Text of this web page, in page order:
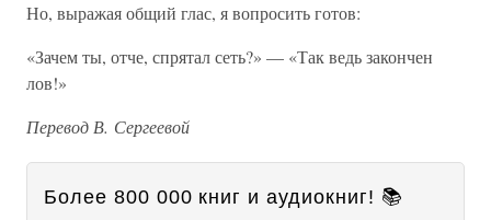
Но, выражая общий глас, я вопросить готов:
«Зачем ты, отче, спрятал сеть?» — «Так ведь закончен
лов!»
Перевод В. Сергеевой
Более 800 000 книг и аудиокниг! 📚